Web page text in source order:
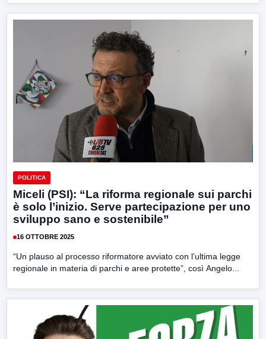
POLITICA
Miceli (PSI): “La riforma regionale sui parchi
è solo l’inizio. Serve partecipazione per uno
sviluppo sano e sostenibile”
16 OTTOBRE 2025
“Un plauso al processo riformatore avviato con l’ultima legge
regionale in materia di parchi e aree protette”, così Angelo...